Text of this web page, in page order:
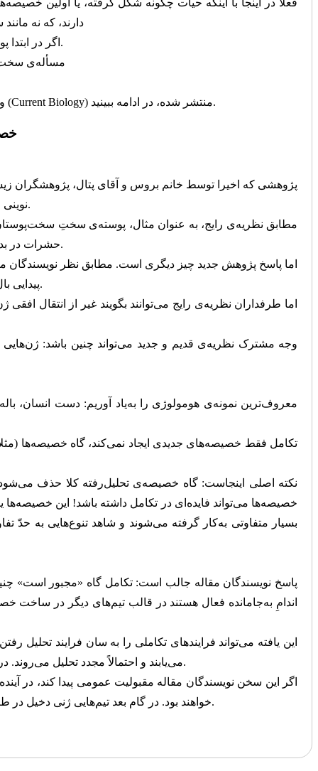
فعلأ در اینجا با اینکه حیات چگونه شکل گرفته، یا اولین
دارند، که نه
اگر در ابتدا پوستی نازک یا بالی کوچک وجود داشته باشد، سخت‌تر شدن پوست سخت‌پوستان، یا بزرگ ‌شدن بال حشرات را راحت‌تر می‌توان توضیح داد.
مسأله‌ی
راه‌حل رایج، موسوم به gene co-option (همکاری اشتراکی ژنی)، و راه‌حل جایگزینی را که در شماره‌ی اخیر نشریه‌ی زیست‌شناسی معاصر (Current Biology) منتشر شده، در ادامه ببینید.
پژوهشی که اخیرا توسط خانم بروس و آقای پتال، پژوهشگران
نوینی از فرایند تکامل پیش‌روی ما می‌گذارند که بسیار جالب است. ابتدا ببینیم پاسخ رایج چیست و سپس وجه نوآورانه‌ی پاسخ جدید را بیان کنیم.
مطابق نظریه‌ی رایج، به عنوان مثال، پوسته‌ی سختِ
حشرات در بدن سخت‌پوستان چه می‌کنند؟ پاسخ این است که شاید در گذشته‌های دور از طریق انتقال افقی ژن‌ها به بدن سخت‌پوستان راه یافته باشند.
اما پاسخ پژوهش جدید چیز دیگری است. مطابق نظر نویسندگان
پیدایی بال در حشرات و پوسته‌ی سخت در سخت‌پوستان انجامیده‌است. مطابق این نظر ناممکن است که پوسته‌ی سخت از هیچ به‌وجود آمده باشد.
اما طرفداران نظریه‌ی رایج می‌توانند بگویند غیر از
وجه مشترک نظریه‌ی قدیم و جدید می‌تواند چنین باشد:
معروف‌ترین نمونه‌ی هومولوژی را به‌یاد آوریم: دست انسان،
تکامل فقط خصیصه‌های جدیدی ایجاد نمی‌کند، گاه خصیصه‌ها
نکته اصلی اینجاست: گاه خصیصه‌ی تحلیل‌رفته کلا حذف
خصیصه‌ها می‌تواند فایده‌ای در تکامل داشته باشد! این خصیصه‌ها
بسیار متفاوتی به‌کار گرفته می‌شوند و شاهد تنوع‌هایی به
پاسخ نویسندگان مقاله جالب است: تکامل گاه «مجبور است»
اندامِ به‌جا‌مانده فعال هستند در قالب تیم‌های دیگر در ساخت
این یافته می‌تواند فرایندهای تکاملی را به سان فرایند تحلیل
می‌یابند و احتمالاً مجدد تحلیل می‌روند. در این نگاهِ جدید به فرایند تکامل باید زوائد کوچک موجود در گونه‌ها را جدی‌تر گرفت و از آنها به عنوان خطاهای طراحی به راحتی گذر نکرد.
اگر این سخن نویسندگان مقاله مقبولیت عمومی پیدا کند، در
خواهند بود. در گام بعد تیم‌هایی ژنی دخیل در طراحی آنها را ردیابی می‌کنند، و سپس به دنبال آن خواهند بود تا آن تیم‌ها را در موجودات پیچیده‌تر ردیابی کنند و کارکرد آنها را تشخیص دهند.